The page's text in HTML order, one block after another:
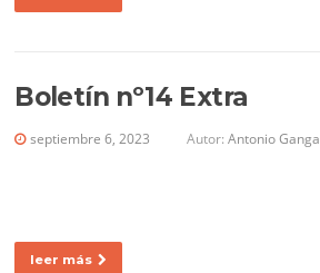
Boletín nº14 Extra
septiembre 6, 2023 Autor:Antonio Ganga
leer más